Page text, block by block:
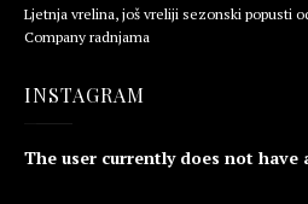
Ljetnja vrelina, još vreliji sezonski popusti
Company radnjama
INSTAGRAM
The user currently does not have